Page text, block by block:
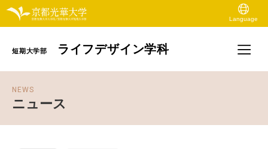
Language
短期大学部 ライフデザイン学科
NEWS
ニュース